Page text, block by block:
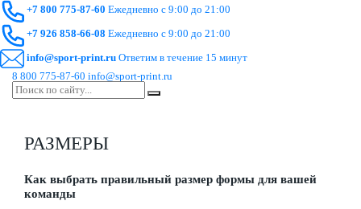
+7 800 775-87-60 Ежедневно с 9:00 до 21:00
+7 926 858-66-08 Ежедневно с 9:00 до 21:00
info@sport-print.ru Ответим в течение 15 минут
8 800 775-87-60 info@sport-print.ru
РАЗМЕРЫ
Как выбрать правильный размер формы для вашей
команды